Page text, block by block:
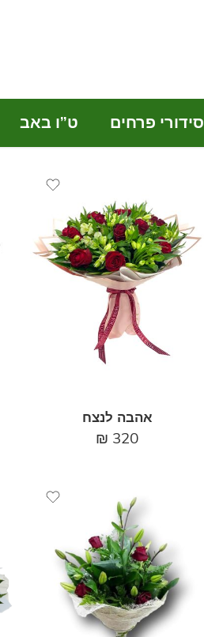
סידורי פרחים ט”ו באב
אהבה לנצח
320
₪